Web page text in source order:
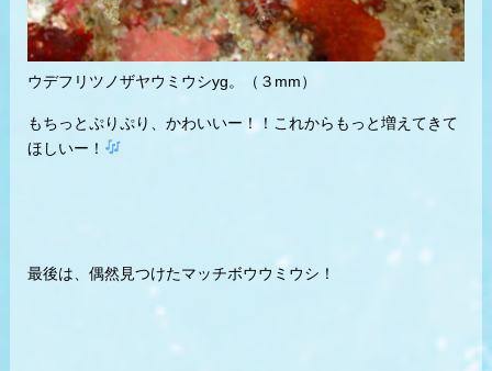
ウデフリツノザヤウミウシyg。（３mm）
もちっとぷりぷり、かわいいー！！これからもっと増えてきて
ほしいー！
最後は、偶然見つけたマッチボウウミウシ！